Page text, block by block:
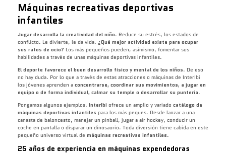
Máquinas recreativas deportivas
infantiles
Jugar desarrolla la creatividad del niño. Reduce su estrés, los estados de
conflicto. Le divierte, le da vida. ¿Qué mejor actividad existe para ocupar
sus ratos de ocio? Los más pequeños pueden, asimismo, fomentar sus
habilidades a través de unas máquinas deportivas infantiles.
El deporte favorece el buen desarrollo físico y mental de los niños. De eso
no hay duda. Por lo que a través de estas atracciones o máquinas de InterIbi
los jóvenes aprenden a concentrarse, coordinar sus movimientos, a jugar en
equipo o de forma individual, calmar su temple o desarrollar su puntería.
Pongamos algunos ejemplos. InterIbi ofrece un amplio y variado catálogo de
máquinas deportivas infantiles para los más peques. Desde lanzar a una
canasta de baloncesto, manejar un pinball, jugar a air hockey, conducir un
coche en pantalla o disparar un dinosaurio. Toda diversión tiene cabida en este
pequeño universo virtual de máquinas recreativas infantiles.
25 años de experiencia en máquinas expendedoras